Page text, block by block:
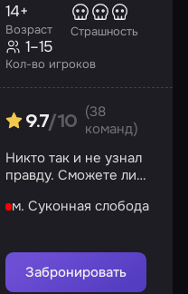
Возраст
14+
Страшность
Кол-во игроков
1–15
9.7/10
(38
команд)
Никто так и не узнал
правду. Сможете ли
м. Суконная слобода
Забронировать